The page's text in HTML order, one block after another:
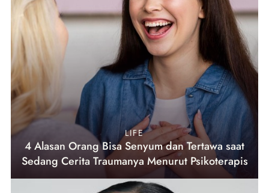
LIFE
4 Alasan Orang Bisa Senyum dan Tertawa saat
Sedang Cerita Traumanya Menurut Psikoterapis